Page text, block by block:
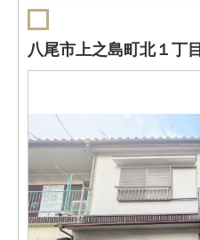
八尾市上之島町北１丁目